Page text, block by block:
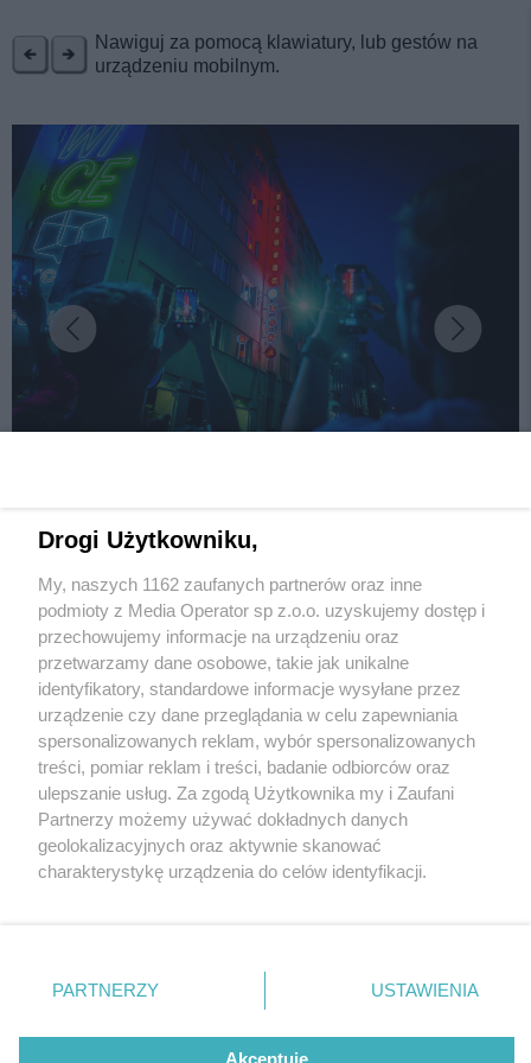
Nawiguj za pomocą klawiatury, lub gestów na
urządzeniu mobilnym.
"Kierunek GZM" już w ten weekend! Są jeszcze
2 / 6
Kierunek Gzm 3
Wydawca mediów lokalnych
Nie zapomnij
zapoznać się z:
polityką prywatności regulamin korzystania z portali
Twojemiasto
Piekary Śląskie
Chorzów
Tarnowskie Góry
Gliwice
Skontakuj sięz nami
Kontakt
Wydawca
Redakcja
Drogi Użytkowniku,
My, naszych 1162 zaufanych partnerów oraz inne
podmioty z Media Operator sp z.o.o. uzyskujemy dostęp i
przechowujemy informacje na urządzeniu oraz
przetwarzamy dane osobowe, takie jak unikalne
identyfikatory, standardowe informacje wysyłane przez
urządzenie czy dane przeglądania w celu zapewniania
spersonalizowanych reklam, wybór spersonalizowanych
treści, pomiar reklam i treści, badanie odbiorców oraz
ulepszanie usług. Za zgodą Użytkownika my i Zaufani
Partnerzy możemy używać dokładnych danych
geolokalizacyjnych oraz aktywnie skanować
charakterystykę urządzenia do celów identyfikacji.
zmienić/wycofać klikając przycisk ustawień prywatności
znajdujący się w lewym dolnym rogu strony
rodzaje przetwarzania danych nie wymagają zgody
użytkownika, ale masz prawo sprzeciwić się takiemu
PARTNERZY USTAWIENIA
Akceptuję